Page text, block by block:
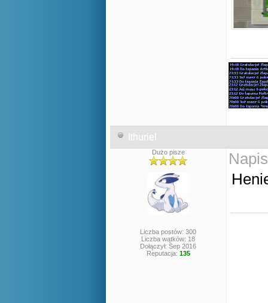
Ithuriel
Dużo pisze
Liczba postów: 300
Liczba wątków: 18
Dołączył: Sep 2016
Reputacja: 135